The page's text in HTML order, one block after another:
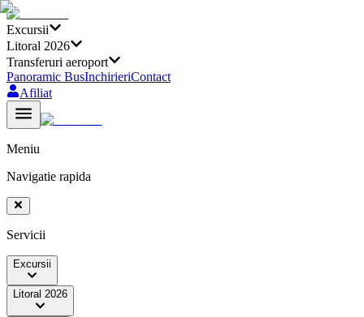
Excursii
Litoral 2026
Transferuri aeroport
Panoramic BusInchirieriContact
Afiliat
Meniu
Navigatie rapida
Servicii
Excursii
Litoral 2026